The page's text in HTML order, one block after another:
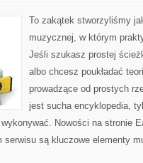
To zakątek stworzyliśmy
muzycznej, w którym
Jeśli szukasz prostej
albo chcesz poukładać
prowadzące od prostych
jest sucha encyklopedia,
Nowości na stronie
serwisu są kluczowe elementy